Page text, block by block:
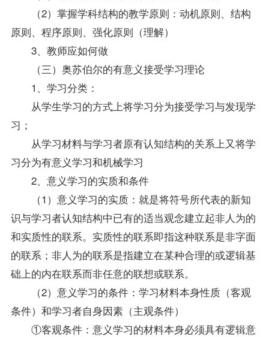
（2）掌握学科结构的教学原则：动机原则、结构
原则、程序原则、强化原则（理解）
3、教师应如何做
（三）奥苏伯尔的有意义接受学习理论
1、学习分类：
从学生学习的方式上将学习分为接受学习与发现学
习；
从学习材料与学习者原有认知结构的关系上又将学
习分为有意义学习和机械学习
2、意义学习的实质和条件
（1）意义学习的实质：就是将符号所代表的新知
识与学习者认知结构中已有的适当观念建立起非人为的
和实质性的联系。实质性的联系即指这种联系是非字面
的联系；非人为的联系是指建立在某种合理的或逻辑基
础上的内在联系而非任意的联想或联系。
（2）意义学习的条件：学习材料本身性质（客观
条件）和学习者自身因素（主观条件）
①客观条件：意义学习的材料本身必须具有逻辑意